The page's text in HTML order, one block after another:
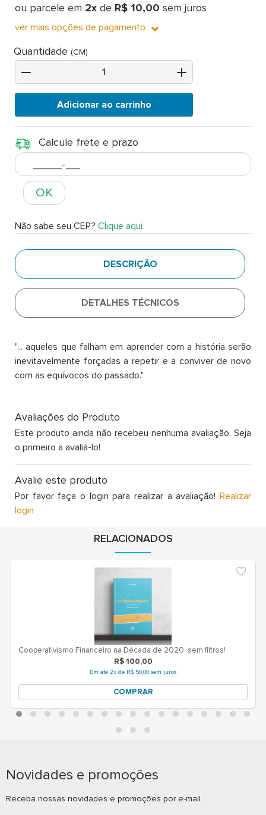
ou parcele em 2x de R$ 10,00 sem juros
ver mais opções de pagamento
Quantidade (CM)
Adicionar ao carrinho
Calcule frete e prazo
OK
Não sabe seu CEP? Clique aqui
DESCRIÇÃO
DETALHES TÉCNICOS
"... aqueles que falham em aprender com a história serão
inevitavelmente forçadas a repetir e a conviver de novo
com as equívocos do passado."
Avaliações do Produto
Este produto ainda não recebeu nenhuma avaliação. Seja
o primeiro a avaliá-lo!
Avalie este produto
Por favor faça o login para realizar a avaliação! Realizar
login
RELACIONADOS
Novidades e promoções
Receba nossas novidades e promoções por e-mail.